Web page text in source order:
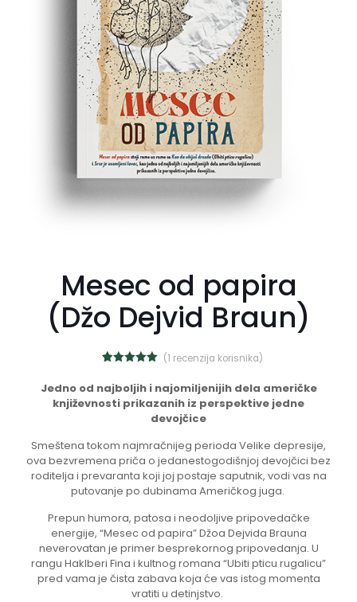
Mesec od papira
(Džo Dejvid Braun)
5.00
od 5
na osnovu
ocene
(1 recenzija korisnika)
Jedno od najboljih i najomiljenijih dela američke
književnosti prikazanih iz perspektive jedne
devojčice
Smeštena tokom najmračnijeg perioda Velike depresije,
ova bezvremena priča o jedanestogodišnjoj devojčici bez
roditelja i prevaranta koji joj postaje saputnik, vodi vas na
putovanje po dubinama Američkog juga.
Prepun humora, patosa i neodoljive pripovedačke
energije, “Mesec od papira” Džoa Dejvida Brauna
neverovatan je primer besprekornog pripovedanja. U
rangu Haklberi Fina i kultnog romana “Ubiti pticu rugalicu”
pred vama je čista zabava koja će vas istog momenta
vratiti u detinjstvo.